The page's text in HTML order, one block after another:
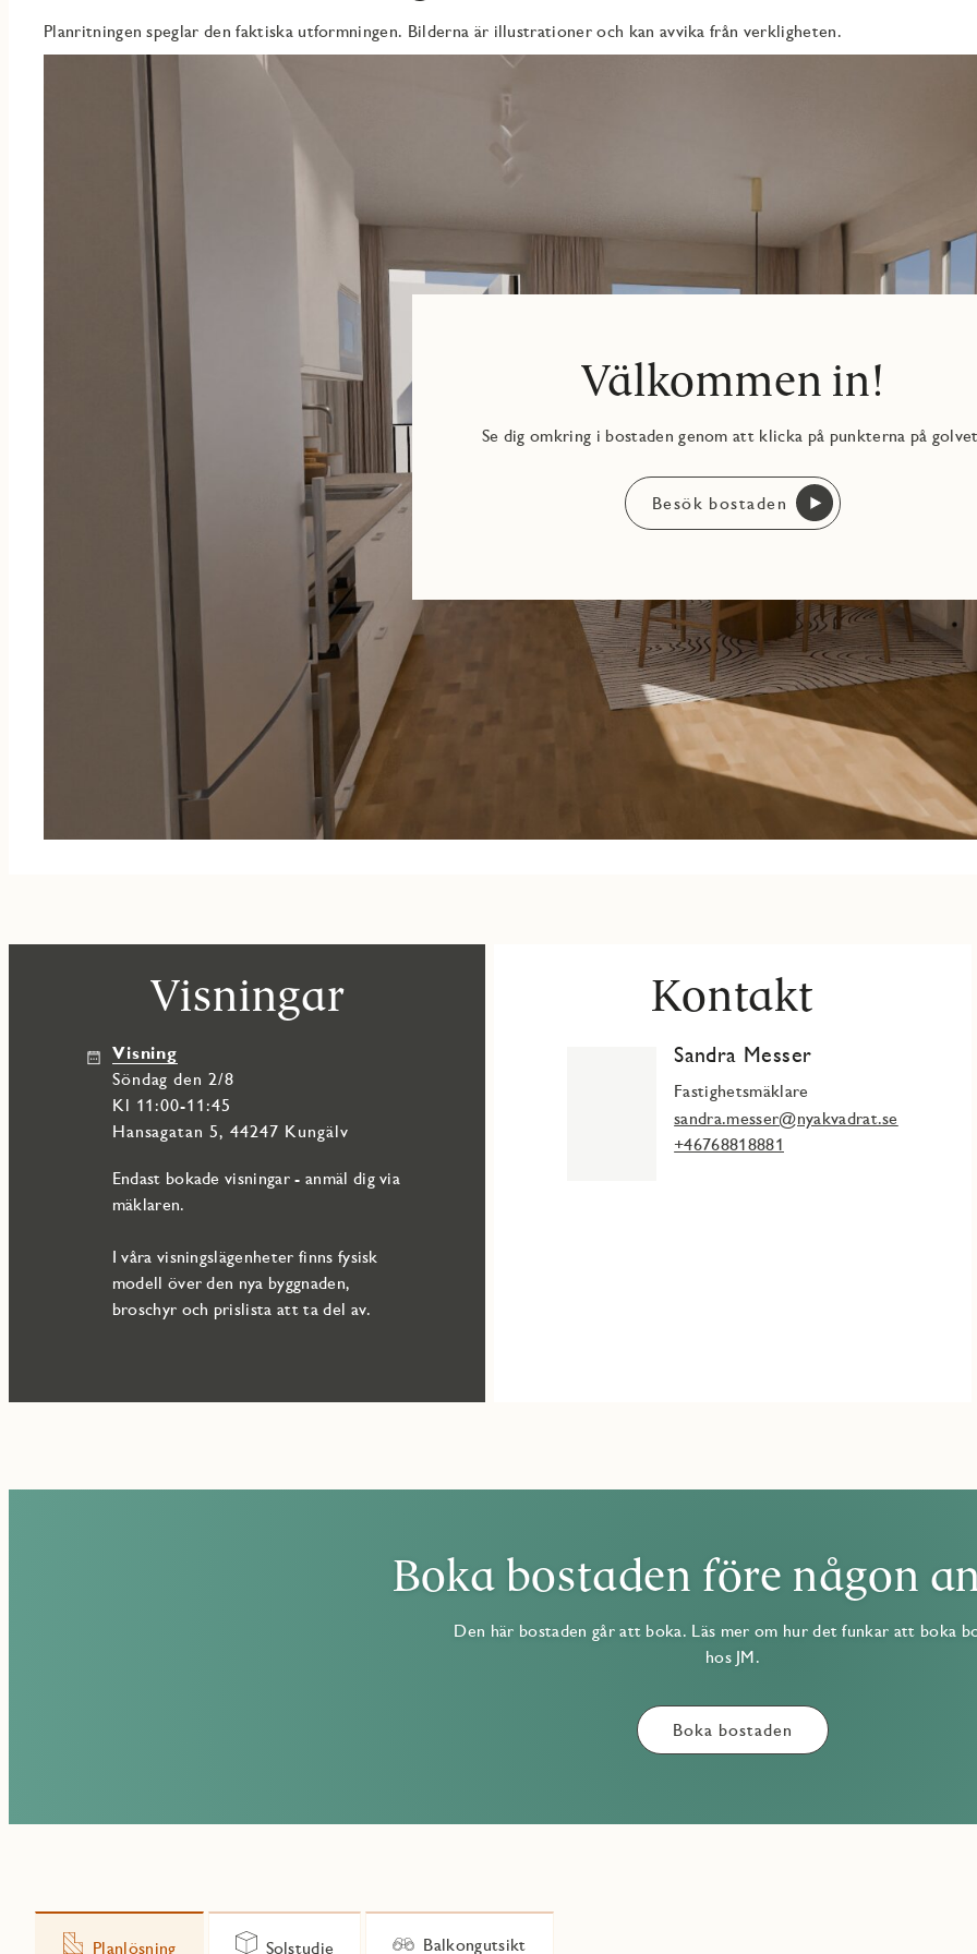
I Solhöjden bor du centralt och känner pulsen i denna nya stadsdel med all tänkbar service och kommunikationer runt husknuten.
Är du inte bekant med området finns här ett stort utbud av butiker, caféer och restauranger och en kort promenad bort ligger
Resecentrum för smidig transport både söder-och norrut.
Planritningen speglar den faktiska utformningen. Bilderna är illustrationer och kan avvika från verkligheten.
Välkommen in!
Se dig omkring i bostaden genom att klicka på punkterna på
Besök bostaden
Visningar
Visning
söndag den 2/8
Kl 11:00-11:45
Hansagatan 5, 44247 Kungälv
Endast bokade visningar - anmäl dig via
mäklaren.
I våra visningslägenheter finns fysisk
modell över den nya byggnaden,
broschyr och prislista att ta del av.
Kontakt
Sandra Messer
Fastighetsmäklare
sandra.messer@nyakvadrat.se
+46768818881
Boka bostaden före någon
Den här bostaden går att boka. Läs mer om hur det funkar att boka
hos JM.
Boka bostaden
Planlösning Solstudie Balkongutsikt